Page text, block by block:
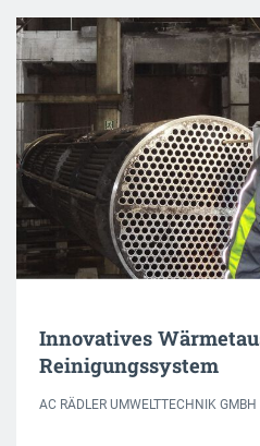
Innovatives
Reinigungssystem
AC RÄDLER UMWELTTECHNIK GMBH